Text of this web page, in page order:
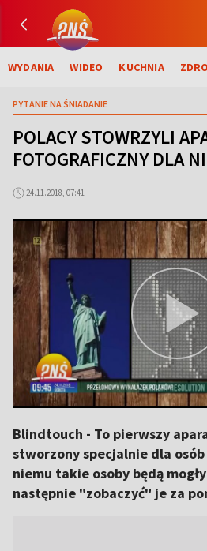
WYDANIA WIDEO KUCHNIA
PYTANIE NA ŚNIADANIE
POLACY STOWRZYLI
FOTOGRAFICZNY DLA
24.11.2018, 07:41
Blindtouch - To pierwszy
stworzony specjalnie dla
niemu takie osoby będą
następnie "zobaczyć" je za